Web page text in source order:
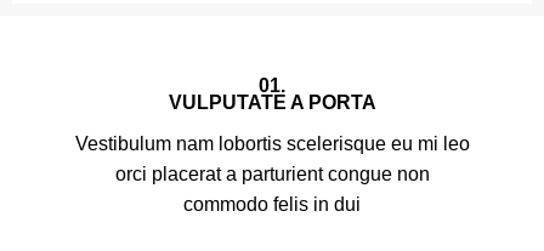
01.
VULPUTATE A PORTA
Vestibulum nam lobortis scelerisque eu mi leo
orci placerat a parturient congue non
commodo felis in dui